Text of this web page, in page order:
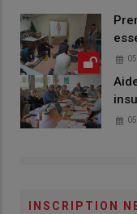
INSCRIPTION